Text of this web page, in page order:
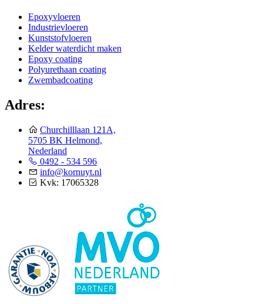
Epoxyvloeren
Industrievloeren
Kunststofvloeren
Kelder waterdicht maken
Epoxy coating
Polyurethaan coating
Zwembadcoating
Adres:
Churchilllaan 121A,
5705 BK Helmond,
Nederland
0492 - 534 596
info@kornuyt.nl
Kvk: 17065328